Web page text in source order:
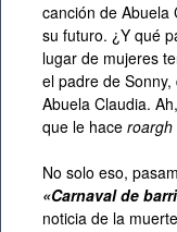
canción de Abuela
su futuro. ¿Y qué
lugar de mujeres
el padre de
Abuela Claudia.
que le hace roargh
No solo eso,
«Carnaval de
noticia de la